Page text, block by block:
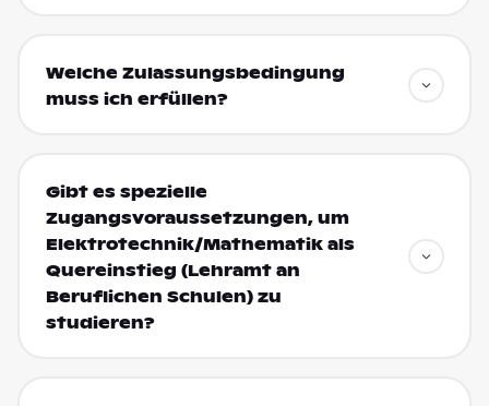
Welche Zulassungsbedingung
muss ich erfüllen?
Gibt es spezielle
Zugangsvoraussetzungen, um
Elektrotechnik/Mathematik als
Quereinstieg (Lehramt an
Beruflichen Schulen) zu
studieren?